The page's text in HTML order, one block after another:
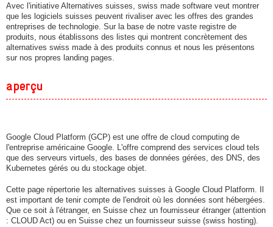
Avec l'initiative Alternatives suisses, swiss made software veut montrer
que les logiciels suisses peuvent rivaliser avec les offres des grandes
entreprises de technologie. Sur la base de notre vaste registre de
produits, nous établissons des listes qui montrent concrètement des
alternatives swiss made à des produits connus et nous les présentons
sur nos propres landing pages.
aperçu
Google Cloud Platform (GCP) est une offre de cloud computing de
l'entreprise américaine Google. L'offre comprend des services cloud tels
que des serveurs virtuels, des bases de données gérées, des DNS, des
Kubernetes gérés ou du stockage objet.
Cette page répertorie les alternatives suisses à Google Cloud Platform. Il
est important de tenir compte de l'endroit où les données sont hébergées.
Que ce soit à l'étranger, en Suisse chez un fournisseur étranger (attention
: CLOUD Act) ou en Suisse chez un fournisseur suisse (swiss hosting).